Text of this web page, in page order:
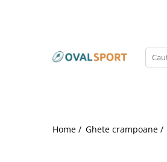
Imbracaminte
Imbracaminte
Home / Ghete crampoane /